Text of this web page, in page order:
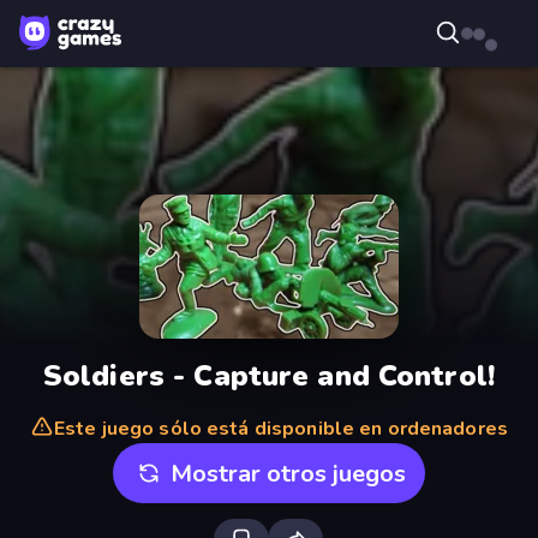
Soldiers - Capture and Control!
Este juego sólo está disponible en ordenadores
Mostrar otros juegos